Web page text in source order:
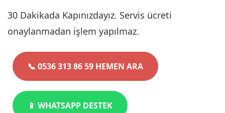
30 Dakikada Kapınızdayız. Servis ücreti
onaylanmadan işlem yapılmaz.
📞 0536 313 86 59 HEMEN ARA
📱 WHATSAPP DESTEK